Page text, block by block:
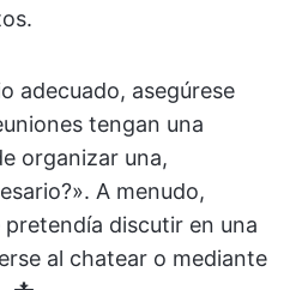
adecuado, asegúrese
tengan una
organizar una,
A menudo,
discutir en una
al chatear o mediante